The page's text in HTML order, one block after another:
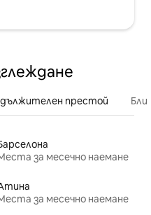
престой
за месечно наемане
за месечно наемане